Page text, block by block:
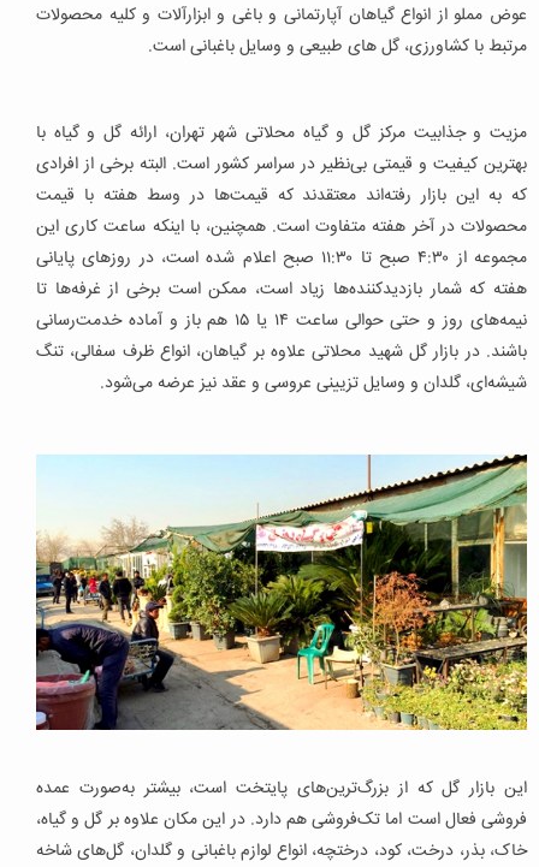
عوض مملو از انواع گیاهان آپارتمانی و باغی و ابزارآلات و کلیه محصولات
مرتبط با کشاورزی، گل های طبیعی و وسایل باغبانی است.
مزیت و جذابیت مرکز گل و گیاه محلاتی شهر تهران، ارائه گل و گیاه با
بهترین کیفیت و قیمتی بی‌نظیر در سراسر کشور است. البته برخی از افرادی
که به این بازار رفته‌اند معتقدند که قیمت‌ها در وسط هفته با قیمت
محصولات در آخر هفته متفاوت است. همچنین، با اینکه ساعت کاری این
مجموعه از ۴:۳۰ صبح تا ۱۱:۳۰ صبح اعلام شده است، در روزهای پایانی
هفته که شمار بازدیدکننده‌ها زیاد است، ممکن است برخی از غرفه‌ها تا
نیمه‌های روز و حتی حوالی ساعت ۱۴ یا ۱۵ هم باز و آماده خدمت‌رسانی
باشند. در بازار گل شهید محلاتی علاوه بر گیاهان، انواع ظرف سفالی، تنگ
شیشه‌ای، گلدان و وسایل تزیینی عروسی و عقد نیز عرضه می‌شود.
این بازار گل که از بزرگ‌ترین‌های پایتخت است، بیشتر به‌صورت عمده
فروشی فعال است اما تک‌فروشی هم دارد. در این مکان علاوه بر گل و گیاه،
خاک، بذر، درخت، کود، درختچه، انواع لوازم باغبانی و گلدان، گل‌های شاخه